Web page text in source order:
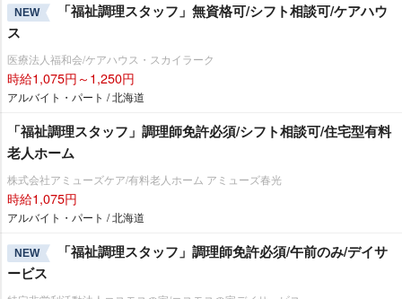
NEW
「福祉調理スタッフ」無資格可/シフト相談可/ケアハウ
ス
医療法人福和会/ケアハウス・スカイラーク
時給1,075円～1,250円
アルバイト・パート / 北海道
「福祉調理スタッフ」調理師免許必須/シフト相談可/住宅型有料
老人ホーム
株式会社アミューズケア/有料老人ホーム アミューズ春光
時給1,075円
アルバイト・パート / 北海道
NEW
「福祉調理スタッフ」調理師免許必須/午前のみ/デイサ
ービス